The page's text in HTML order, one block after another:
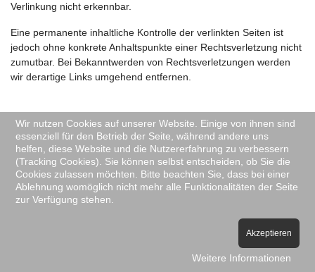
Verlinkung nicht erkennbar.
Eine permanente inhaltliche Kontrolle der verlinkten Seiten ist
jedoch ohne konkrete Anhaltspunkte einer Rechtsverletzung nicht
zumutbar. Bei Bekanntwerden von Rechtsverletzungen werden
wir derartige Links umgehend entfernen.
Datenschutz Impressum
Wir nutzen Cookies auf unserer Website. Einige von ihnen sind
essenziell für den Betrieb der Seite, während andere uns
helfen, diese Website und die Nutzererfahrung zu verbessern
(Tracking Cookies). Sie können selbst entscheiden, ob Sie die
Cookies zulassen möchten. Bitte beachten Sie, dass bei einer
Ablehnung womöglich nicht mehr alle Funktionalitäten der Seite
zur Verfügung stehen.
Akzeptieren
Weitere Informationen